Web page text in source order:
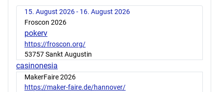
15. August 2026 - 16. August 2026
Froscon 2026
pokerv
https://froscon.org/
53757 Sankt Augustin
casinonesia
MakerFaire 2026
https://maker-faire.de/hannover/